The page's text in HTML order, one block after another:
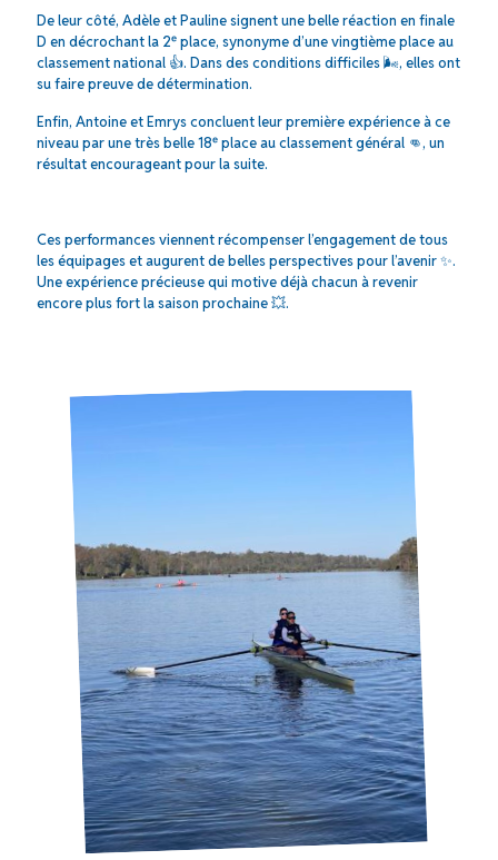
De leur côté, Adèle et Pauline signent une belle réaction en finale
D en décrochant la 2ᵉ place, synonyme d’une vingtième place au
classement national 👍. Dans des conditions difficiles 🌬️, elles ont
su faire preuve de détermination.
Enfin, Antoine et Emrys concluent leur première expérience à ce
niveau par une très belle 18ᵉ place au classement général 👊, un
résultat encourageant pour la suite.
Ces performances viennent récompenser l’engagement de tous
les équipages et augurent de belles perspectives pour l’avenir ✨.
Une expérience précieuse qui motive déjà chacun à revenir
encore plus fort la saison prochaine 💥.